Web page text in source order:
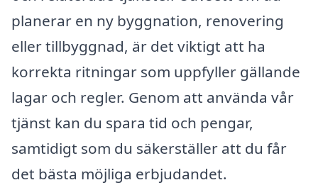
planerar en ny byggnation, renovering
eller tillbyggnad, är det viktigt att ha
korrekta ritningar som uppfyller gällande
lagar och regler. Genom att använda vår
tjänst kan du spara tid och pengar,
samtidigt som du säkerställer att du får
det bästa möjliga erbjudandet.